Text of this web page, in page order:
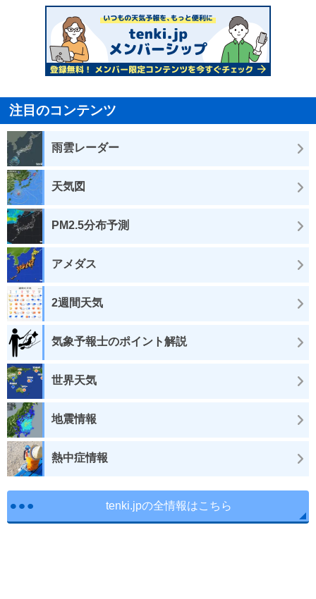
注目のコンテンツ
雨雲レーダー
天気図
PM2.5分布予測
アメダス
2週間天気
気象予報士のポイント解説
世界天気
地震情報
熱中症情報
tenki.jpの全情報はこちら